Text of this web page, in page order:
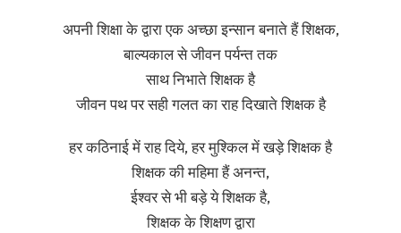
अपनी शिक्षा के द्वारा एक अच्छा इन्सान बनाते हैं शिक्षक,
बाल्यकाल से जीवन पर्यन्त तक
साथ निभाते शिक्षक है
जीवन पथ पर सही गलत का राह दिखाते शिक्षक है
हर कठिनाई में राह दिये, हर मुश्किल में खड़े शिक्षक है
शिक्षक की महिमा हैं अनन्त,
ईश्वर से भी बड़े ये शिक्षक है,
शिक्षक के शिक्षण द्वारा